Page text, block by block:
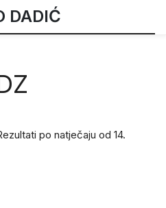
DADIĆ
po natječaju od 14.